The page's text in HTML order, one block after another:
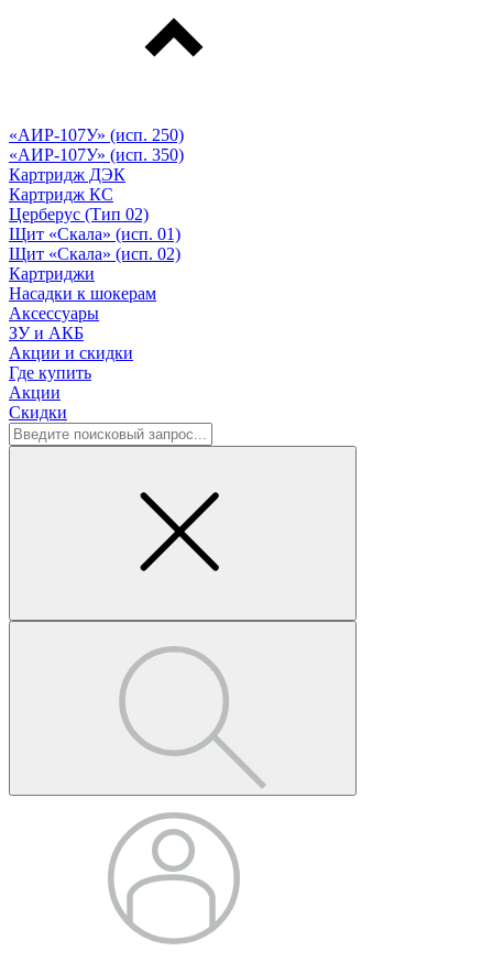
«АИР-107У» (исп. 250)
«АИР-107У» (исп. 350)
Картридж ДЭК
Картридж КС
Церберус (Тип 02)
Щит «Скала» (исп. 01)
Щит «Скала» (исп. 02)
Картриджи
Насадки к шокерам
Аксессуары
ЗУ и АКБ
Акции и скидки
Где купить
Акции
Скидки